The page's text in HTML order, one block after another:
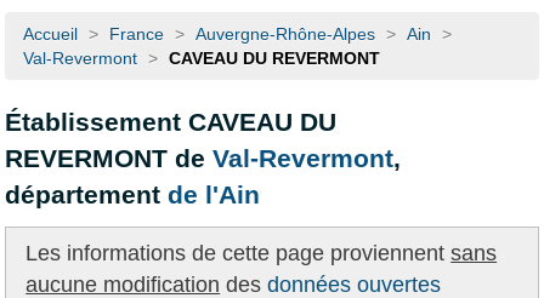
Accueil > France > Auvergne-Rhône-Alpes > Ain
>
Val-Revermont > CAVEAU DU REVERMONT
Établissement CAVEAU DU
REVERMONT deVal-Revermont,
départementde l'Ain
Les informations de cette page proviennentsans
aucune modification desdonnées ouvertes